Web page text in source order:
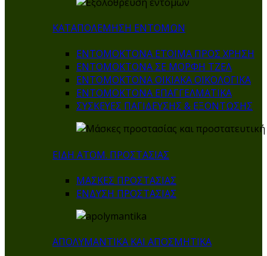
ΚΑΤΑΠΟΛΕΜΗΣΗ ΕΝΤΟΜΩΝ
ΕΝΤΟΜΟΚΤΟΝΑ ΕΤΟΙΜΑ ΠΡΟΣ ΧΡΗΣΗ
ΕΝΤΟΜΟΚΤΟΝΑ ΣΕ ΜΟΡΦΗ ΤΖΕΛ
ΕΝΤΟΜΟΚΤΟΝΑ ΟΙΚΙΑΚΑ ΟΙΚΟΛΟΓΙΚΑ
ΕΝΤΟΜΟΚΤΟΝΑ ΕΠΑΓΓΕΛΜΑΤΙΚΑ
ΣΥΣΚΕΥΕΣ ΠΑΓΙΔΕΥΣΗΣ & ΕΞΟΝΤΩΣΗΣ
ΕΙΔΗ ΑΤΟΜ. ΠΡΟΣΤΑΣΙΑΣ
ΜΑΣΚΕΣ ΠΡΟΣΤΑΣΙΑΣ
ΕΝΔΥΣΗ ΠΡΟΣΤΑΣΙΑΣ
ΑΠΟΛΥΜΑΝΤΙΚΑ ΚΑΙ ΑΠΟΣΜΗΤΙΚΑ